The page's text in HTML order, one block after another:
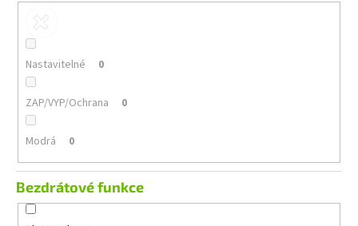
Nastavitelné 0
ZAP/VYP/Ochrana 0
Modrá 0
Bezdrátové funkce